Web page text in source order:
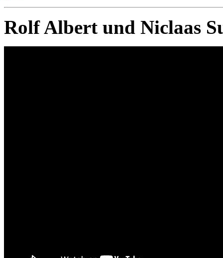
Rolf Albert und Niclaas